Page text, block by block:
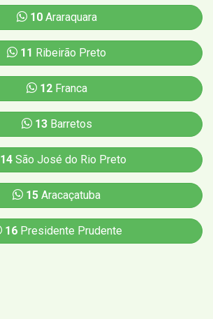
10Araraquara
11 Ribeirão Preto
12Franca
13Barretos
14 São José do Rio Preto
15 Aracaçatuba
16Presidente Prudente